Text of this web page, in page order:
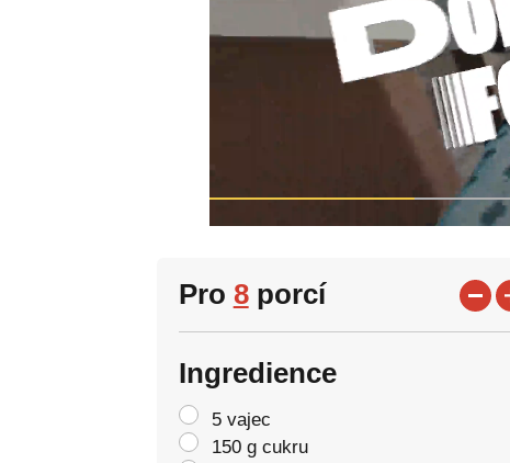
Pro 8porcí
Ingredience
5 vajec
150 g cukru